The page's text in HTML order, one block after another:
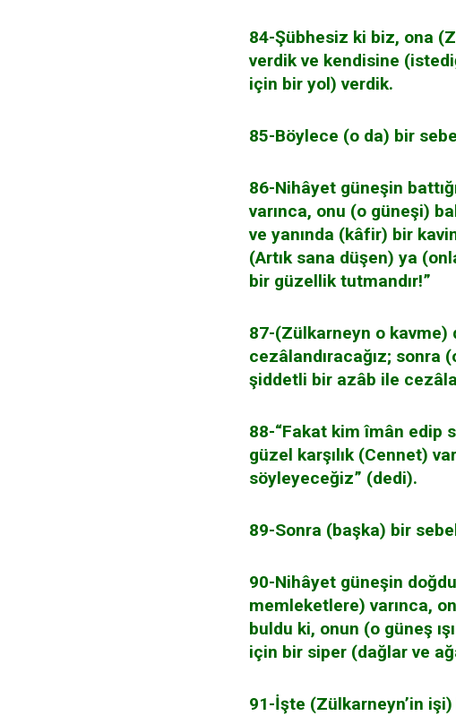
84-Şübhesiz ki biz, ona
verdik ve kendisine
için bir yol) verdik.
85-Böylece (o da) bir
86-Nihâyet güneşin
varınca, onu (o güneşi)
ve yanında (kâfir) bir
(Artık sana düşen) ya
bir güzellik tutmandır!”
87-(Zülkarneyn o kavme)
cezâlandıracağız; sonra
şiddetli bir azâb ile
88-“Fakat kim îmân edip
güzel karşılık (Cennet)
söyleyeceğiz” (dedi).
89-Sonra (başka) bir
90-Nihâyet güneşin
memleketlere) varınca,
buldu ki, onun (o güneş
için bir siper (dağlar ve
91-İşte (Zülkarneyn’in